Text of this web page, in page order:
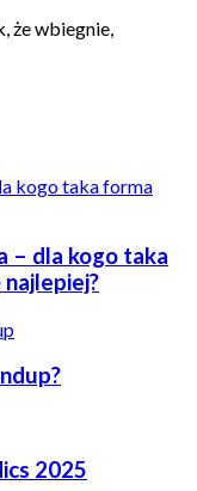
że wbiegnie,
– dla kogo taka
2025